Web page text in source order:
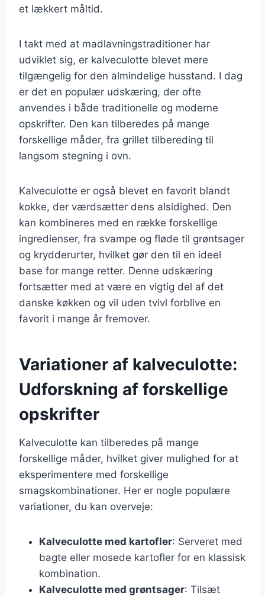
et lækkert måltid.
I takt med at madlavningstraditioner har
udviklet sig, er kalveculotte blevet mere
tilgængelig for den almindelige husstand. I dag
er det en populær udskæring, der ofte
anvendes i både traditionelle og moderne
opskrifter. Den kan tilberedes på mange
forskellige måder, fra grillet tilbereding til
langsom stegning i ovn.
Kalveculotte er også blevet en favorit blandt
kokke, der værdsætter dens alsidighed. Den
kan kombineres med en række forskellige
ingredienser, fra svampe og fløde til grøntsager
og krydderurter, hvilket gør den til en ideel
base for mange retter. Denne udskæring
fortsætter med at være en vigtig del af det
danske køkken og vil uden tvivl forblive en
favorit i mange år fremover.
Variationer af kalveculotte:
Udforskning af forskellige
opskrifter
Kalveculotte kan tilberedes på mange
forskellige måder, hvilket giver mulighed for at
eksperimentere med forskellige
smagskombinationer. Her er nogle populære
variationer, du kan overveje:
Kalveculotte med kartofler: Serveret med
bagte eller mosede kartofler for en klassisk
kombination.
Kalveculotte med grøntsager: Tilsæt